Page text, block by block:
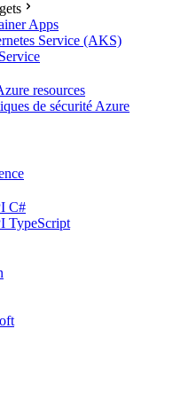
Apps
Service (AKS)
resources
de sécurité Azure
C#
TypeScript